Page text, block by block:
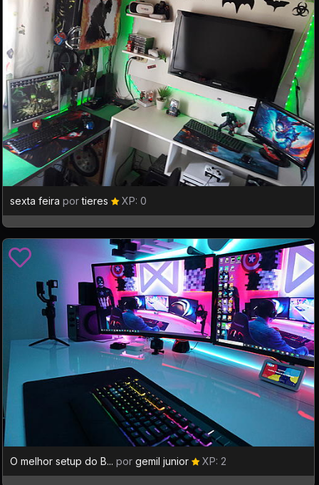
sexta feira portieres XP: 0
O melhor setup do B... por gemil junior XP: 2